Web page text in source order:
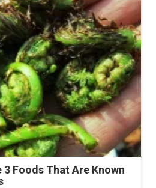
Foods That Are Known